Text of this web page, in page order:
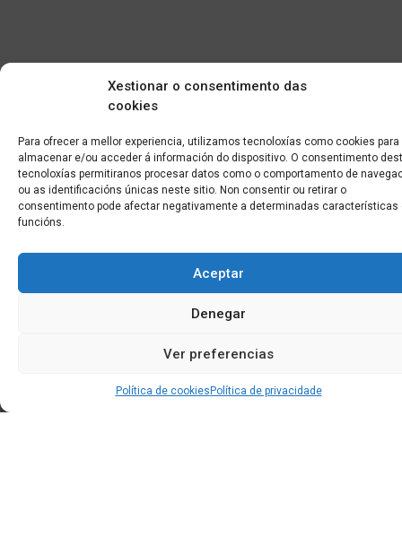
Xestionar o consentimento das
cookies
Para ofrecer a mellor experiencia, utilizamos tecnoloxías como cookies para
almacenar e/ou acceder á información do dispositivo. O consentimento
tecnoloxías permitiranos procesar datos como o comportamento de
ou as identificacións únicas neste sitio. Non consentir ou retirar o
consentimento pode afectar negativamente a determinadas características
funcións.
Aceptar
Denegar
Ver preferencias
Política de cookies Política de privacidade
Edificio CEM (Centro de Emprendemento) - Cidade da
15707 Gaias - Santiago de Compostela